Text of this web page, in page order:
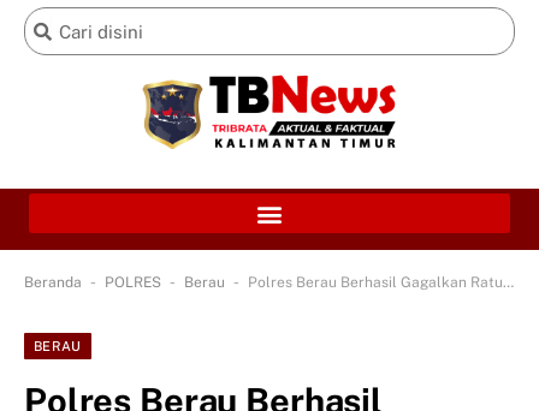
Beranda - POLRES - Berau - Polres Berau Berhasil Gagalkan Ratusan Dus Wortel ilegal Asal China
BERAU
Polres Berau Berhasil